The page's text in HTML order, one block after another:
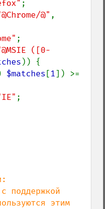
;
@"
;
([0-
)) {
$matches [1
;
этим